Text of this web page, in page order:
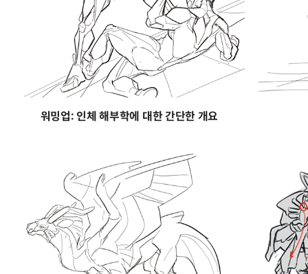
워밍업: 인체 해부학에 대한 간단한 개요